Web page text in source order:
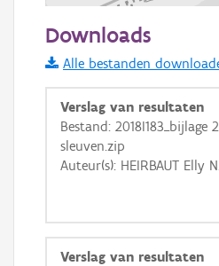
Informatie Vlaanderen
i
+
Downloads
Alle bestanden
Verslag van resultaten
Bestand: 2018I183_bijlage
sleuven.zip
Auteur(s): HEIRBAUT Elly
Verslag van resultaten